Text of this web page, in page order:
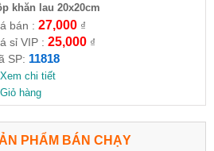
khăn lau 20x20cm
bán : 27,000₫
sỉ VIP : 25,000₫
SP: 11818
chi tiết
hàng
PHẨM BÁN CHẠY